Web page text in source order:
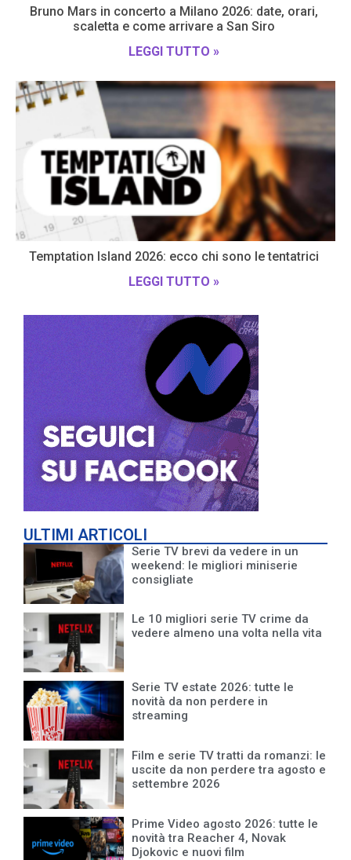
Bruno Mars in concerto a Milano 2026: date, orari,
scaletta e come arrivare a San Siro
LEGGI TUTTO »
Temptation Island 2026: ecco chi sono le tentatrici
LEGGI TUTTO »
ULTIMI ARTICOLI
Serie TV brevi da vedere in un
weekend: le migliori miniserie
consigliate
Le 10 migliori serie TV crime da
vedere almeno una volta nella vita
Serie TV estate 2026: tutte le
novità da non perdere in
streaming
Film e serie TV tratti da romanzi: le
uscite da non perdere tra agosto e
settembre 2026
Prime Video agosto 2026: tutte le
novità tra Reacher 4, Novak
Djokovic e nuovi film